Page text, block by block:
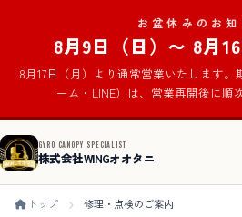
お盆休みのお知
8月9日（日）〜 8月
8月17日（月）より通常営業いたします
ーム・LINE）は、営業再開後に順
GYRO CANOPY SPECIALIST
株式会社WINGオオタニ
トップ 修理・点検のご案内